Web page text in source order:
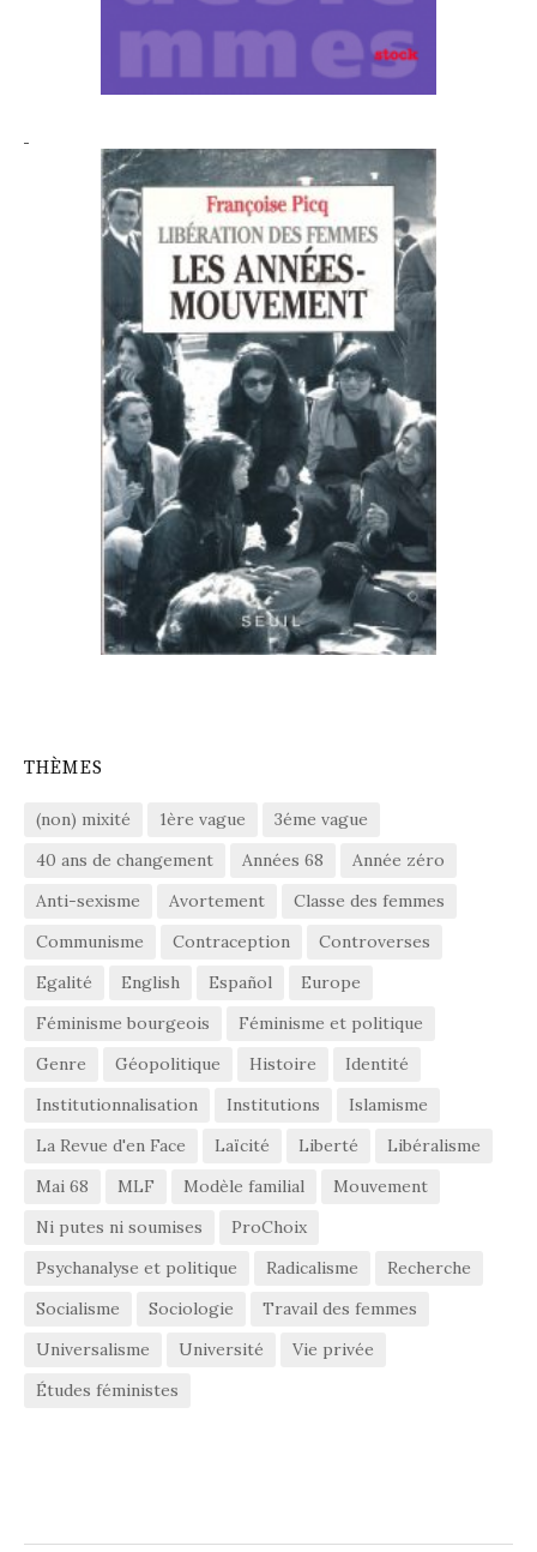
THÈMES
(non) mixité 1ère vague
3éme vague
40 ans de changement
Années 68
Année zéro
Anti-sexisme
Avortement
Classe des femmes
Communisme
Contraception
Controverses
Egalité
English Español
Europe
Féminisme bourgeois
Féminisme et politique
Genre
Géopolitique Histoire
Identité
Institutionnalisation
Institutions
Islamisme
La Revue d'en Face
Laïcité Liberté
Libéralisme
Mai 68
MLF Modèle familial
Mouvement
Ni putes ni soumises
ProChoix
Psychanalyse et politique
Radicalisme
Recherche
Socialisme
Sociologie
Travail des femmes
Universalisme
Université
Vie privée
Études féministes